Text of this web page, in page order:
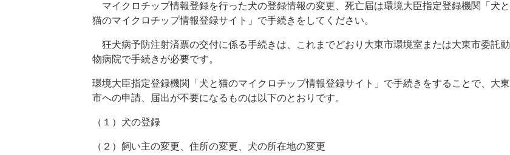
マイクロチップ情報登録を行った犬の登録情報の変更、死亡届は環境大臣指定登録機関「犬と
猫のマイクロチップ情報登録サイト」で手続きをしてください。
狂犬病予防注射済票の交付に係る手続きは、これまでどおり大東市環境室または大東市委託動
物病院で手続きが必要です。
環境大臣指定登録機関「犬と猫のマイクロチップ情報登録サイト」で手続きをすることで、大東
市への申請、届出が不要になるものは以下のとおりです。
（１）犬の登録
（２）飼い主の変更、住所の変更、犬の所在地の変更